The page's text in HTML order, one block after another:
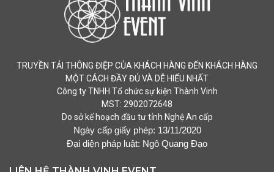
TRUYỀN TẢI THÔNG ĐIỆP CỦA KHÁCH HÀNG ĐẾN KHÁCH HÀNG
MỘT CÁCH ĐẦY ĐỦ VÀ DỄ HIỂU NHẤT
Công ty TNHH Tổ chức sự kiện Thành Vinh
MST: 2902072648
Do sở kế hoạch đầu tư tỉnh Nghệ An cấp
Ngày cấp giấy phép: 13/11/2020
Đại diện pháp luật: Ngô Quang Đạo